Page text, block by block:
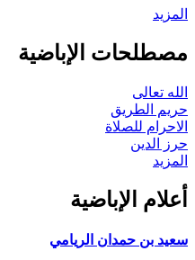
المزيد
مصطلحات الإباضية
الله تعالى
حريم الطريق
الاحرام للصلاة
حرز الدين
المزيد
أعلام الإباضية
سعيد بن حمدان الريامي